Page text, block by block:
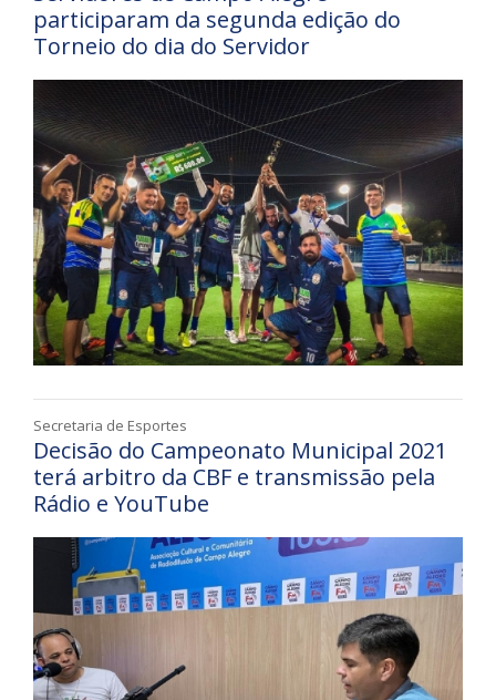
participaram da segunda edição do
Torneio do dia do Servidor
Secretaria de Esportes
Decisão do Campeonato Municipal 2021
terá arbitro da CBF e transmissão pela
Rádio e YouTube